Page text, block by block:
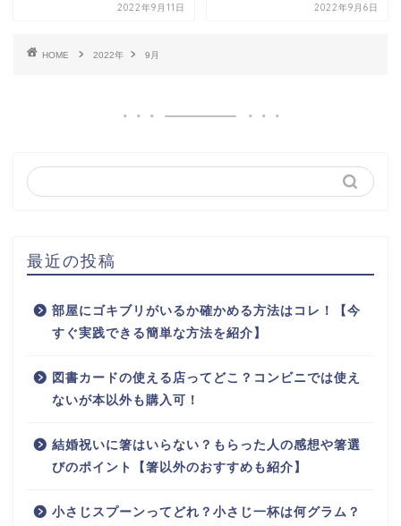
2022年9月11日 2022年9月6日
HOME 2022年 9月
最近の投稿
部屋にゴキブリがいるか確かめる方法はコレ！【今
すぐ実践できる簡単な方法を紹介】
図書カードの使える店ってどこ？コンビニでは使え
ないが本以外も購入可！
結婚祝いに箸はいらない？もらった人の感想や箸選
びのポイント【箸以外のおすすめも紹介】
小さじスプーンってどれ？小さじ一杯は何グラム？